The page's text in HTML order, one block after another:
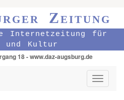
Zeitung
Internetzeitung für
Kultur
18 - www.daz-augsburg.de
Toggle